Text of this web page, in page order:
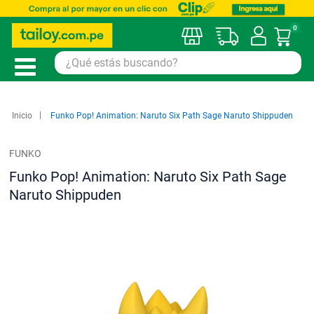
Mi
0
Inicio Funko Pop! Animation: Naruto Six Path Sage Naruto Shippuden
FUNKO
Funko Pop! Animation: Naruto Six Path Sage
Naruto Shippuden